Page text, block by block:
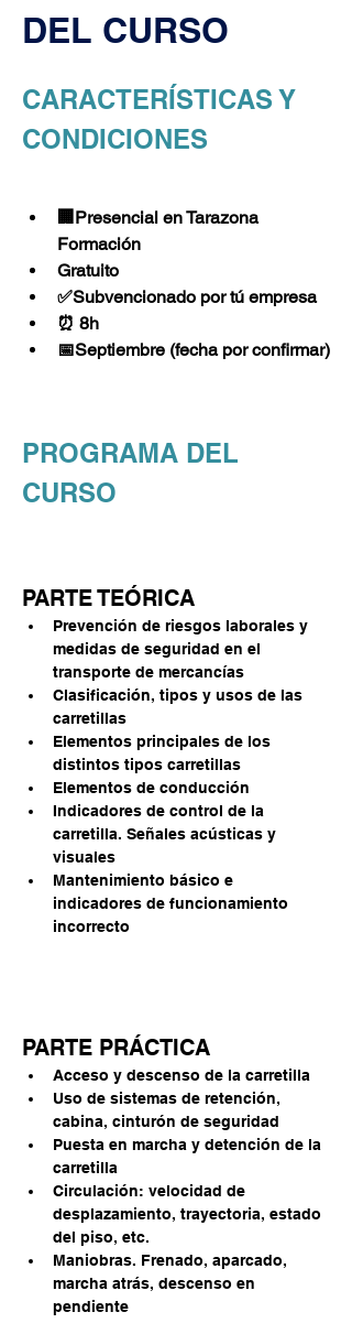
DEL CURSO
CARACTERÍSTICAS Y
CONDICIONES
🏢 Presencial en Tarazona
Formación
Gratuito
✅Subvencionado por tú empresa
⏰ 8h
📅Septiembre (fecha por confirmar)
PROGRAMA DEL
CURSO
PARTE TEÓRICA
Prevención de riesgos laborales y
medidas de seguridad en el
transporte de mercancías
Clasificación, tipos y usos de las
carretillas
Elementos principales de los
distintos tipos carretillas
Elementos de conducción
Indicadores de control de la
carretilla. Señales acústicas y
visuales
Mantenimiento básico e
indicadores de funcionamiento
incorrecto
PARTE PRÁCTICA
Acceso y descenso de la carretilla
Uso de sistemas de retención,
cabina, cinturón de seguridad
Puesta en marcha y detención de la
carretilla
Circulación: velocidad de
desplazamiento, trayectoria, estado
del piso, etc.
Maniobras. Frenado, aparcado,
marcha atrás, descenso en
pendiente